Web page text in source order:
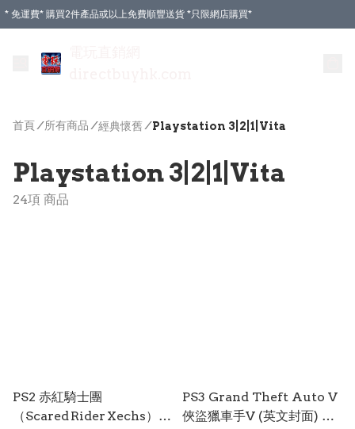
* 免運費* 購買2件產品或以上免費順豐送貨 *只限網店購買*
首頁/ 所有商品 /經典懷舊/ Playstation 3|2|1|Vita
Playstation 3|2|1|Vita
24項 商品
PS2 赤紅騎士團
（Scared Rider Xechs）
PS3 Grand Theft Auto V
俠盜獵車手V (英文封面) 英